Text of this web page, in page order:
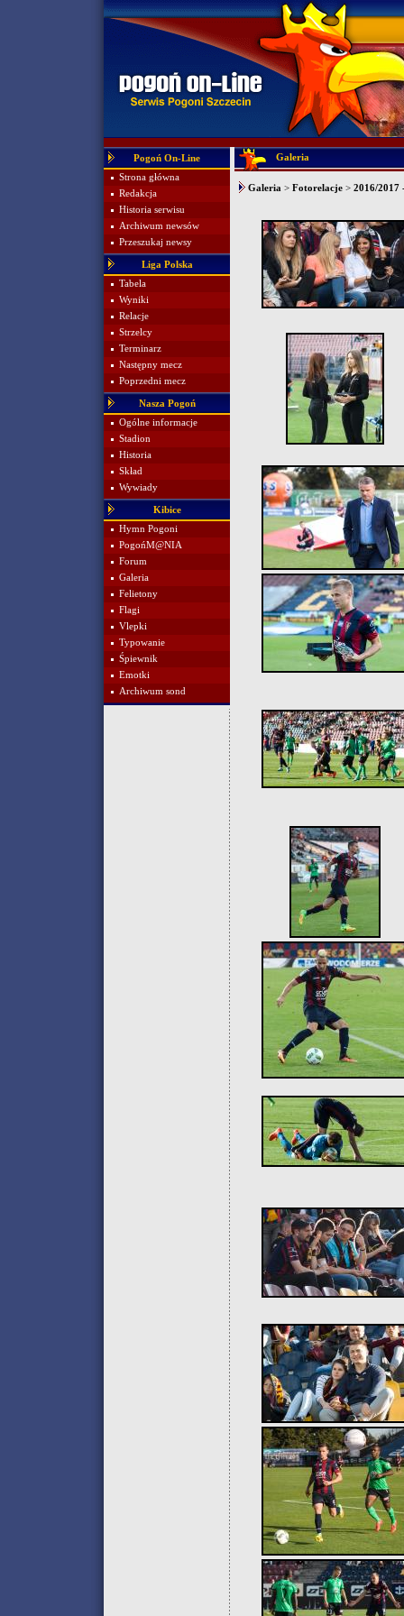
Pogoń On-Line
Strona główna
Redakcja
Historia serwisu
Archiwum newsów
Przeszukaj newsy
Liga Polska
Tabela
Wyniki
Relacje
Strzelcy
Terminarz
Następny mecz
Poprzedni mecz
Nasza Pogoń
Ogólne informacje
Stadion
Historia
Skład
Wywiady
Kibice
Hymn Pogoni
PogońM@NIA
Forum
Galeria
Felietony
Flagi
Vlepki
Typowanie
Śpiewnik
Emotki
Archiwum sond
Galeria
Galeria > Fotorelacje > 2016/2017